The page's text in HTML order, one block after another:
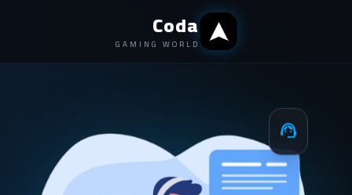
Coda
GAMING WORLD
support_agent